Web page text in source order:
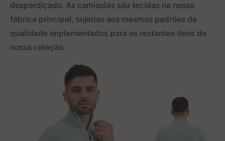
desperdiçado. As camisolas são tecidas na nossa
fábrica principal, sujeitas aos mesmos padrões de
qualidade implementados para os restantes itens da
nossa coleção.